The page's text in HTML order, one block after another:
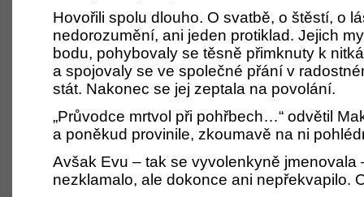
Hovořili spolu dlouho. O svatbě, o štěstí, o
nedorozumění, ani jeden protiklad. Jejich
bodu, pohybovaly se těsně přimknuty k
a spojovaly se ve společné přání v
stát. Nakonec se jej zeptala na povolání.
„Průvodce mrtvol při pohřbech…“ odvětil
a poněkud provinile, zkoumavě na ni
Avšak Evu – tak se vyvolenkyně jmenovala
nezklamalo, ale dokonce ani nepřekvapilo.